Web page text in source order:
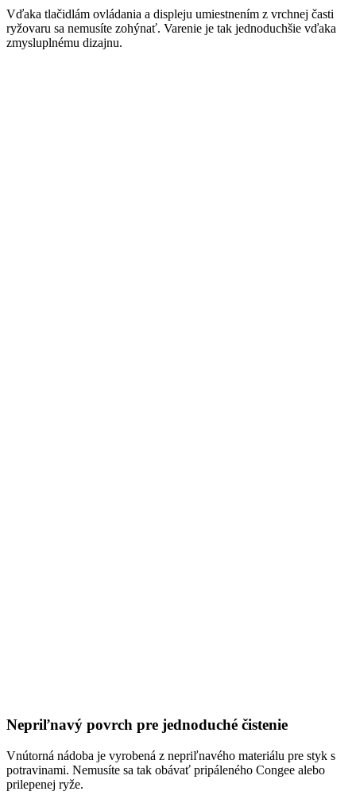
Vďaka tlačidlám ovládania a displeju umiestnením z vrchnej časti
ryžovaru sa nemusíte zohýnať. Varenie je tak jednoduchšie vďaka
zmysluplnému dizajnu.
Nepriľnavý povrch pre jednoduché čistenie
Vnútorná nádoba je vyrobená z nepriľnavého materiálu pre styk s
potravinami. Nemusíte sa tak obávať pripáleného Congee alebo
prilepenej ryže.